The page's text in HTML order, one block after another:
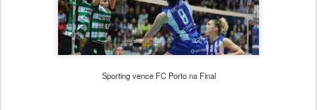
Sporting vence FC Porto na Final